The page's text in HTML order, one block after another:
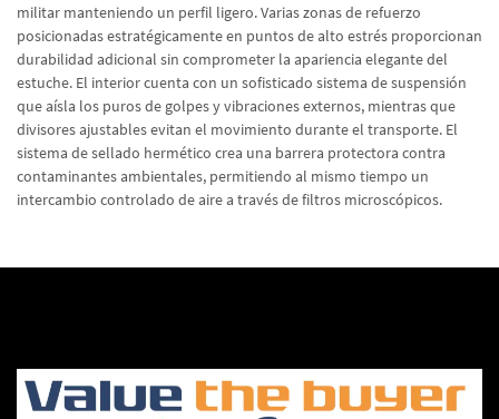
militar manteniendo un perfil ligero. Varias zonas de refuerzo
posicionadas estratégicamente en puntos de alto estrés proporcionan
durabilidad adicional sin comprometer la apariencia elegante del
estuche. El interior cuenta con un sofisticado sistema de suspensión
que aísla los puros de golpes y vibraciones externos, mientras que
divisores ajustables evitan el movimiento durante el transporte. El
sistema de sellado hermético crea una barrera protectora contra
contaminantes ambientales, permitiendo al mismo tiempo un
intercambio controlado de aire a través de filtros microscópicos.